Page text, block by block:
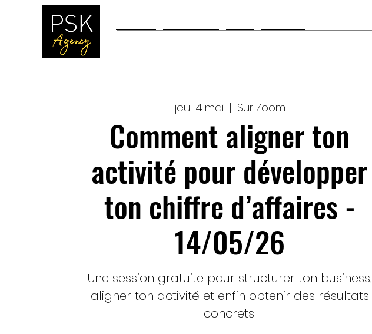
jeu. 14 mai
  |
Sur Zoom
Comment aligner ton
activité pour développer
ton chiffre d’affaires -
14/05/26
Une session gratuite pour structurer ton business,
aligner ton activité et enfin obtenir des résultats
concrets.